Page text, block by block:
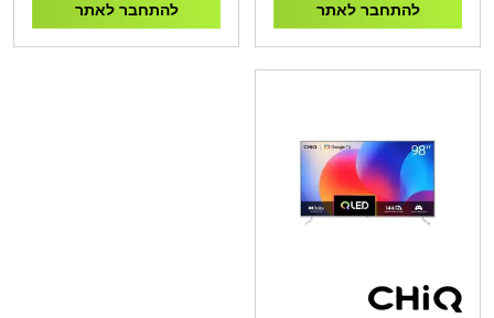
להתחבר לאתר
להתחבר לאתר